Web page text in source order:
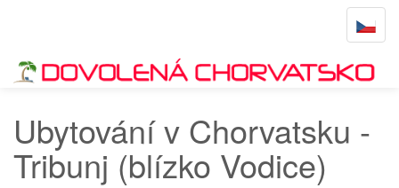
Toggle
Úvodní stránka
Tribunj
Ubytování v Chorvatsku -
Tribunj (blízko Vodice)